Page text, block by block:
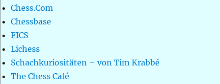
Chess.Com
Chessbase
FICS
Lichess
Schachkuriositäten – von Tim Krabbé
The Chess Café